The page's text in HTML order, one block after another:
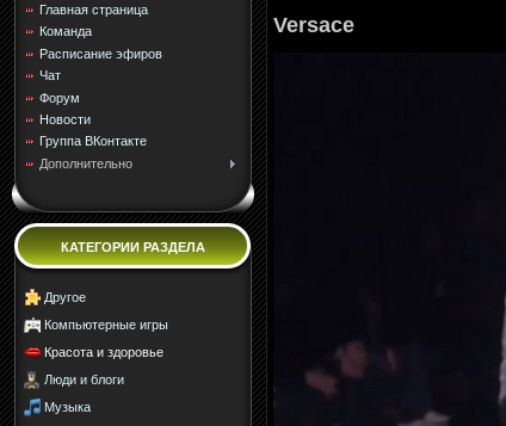
Главная страница
Команда
Расписание эфиров
Чат
Форум
Новости
Группа ВКонтакте
Дополнительно
КАТЕГОРИИ РАЗДЕЛА
Другое
Компьютерные игры
Красота и здоровье
Люди и блоги
Музыка
Versace